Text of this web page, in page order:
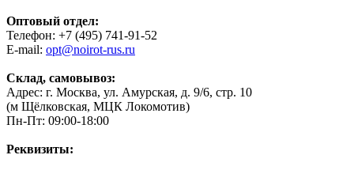
Оптовый отдел:
Телефон: +7 (495) 741-91-52
E-mail: opt@noirot-rus.ru
Склад, самовывоз:
Адрес: г. Москва, ул. Амурская, д. 9/6, стр. 10
(м Щёлковская, МЦК Локомотив)
Пн-Пт: 09:00-18:00
Реквизиты: